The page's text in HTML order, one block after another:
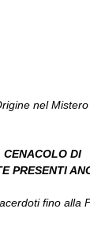
nel
CENACOLO DI
PRESENTI
fino alla